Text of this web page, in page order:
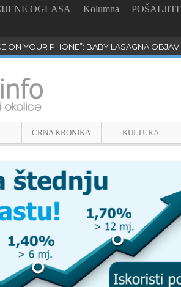
OGLASA Kolumna
ON YOUR PHONE”: BABY LASAGNA
CRNA KRONIKA KULTURA